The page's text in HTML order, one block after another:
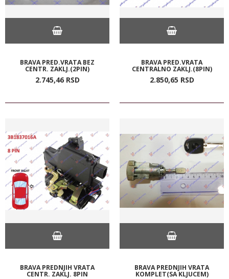
BRAVA PRED.VRATA BEZ
CENTR. ZAKLJ.(2PIN)
2.745,46 RSD
BRAVA PRED.VRATA
CENTRALNO ZAKLJ.(8PIN)
2.850,65 RSD
BRAVA PREDNJIH VRATA
CENTR. ZAKLJ. 8PIN
BRAVA PREDNJIH VRATA
KOMPLET(SA KLJUCEM)